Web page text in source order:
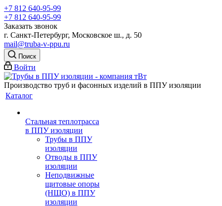
+7 812 640-95-99
+7 812 640-95-99
Заказать звонок
г. Санкт-Петербург, Московское ш., д. 50
mail@truba-v-ppu.ru
Поиск
Войти
Производство труб и фасонных изделий в ППУ изоляции
Каталог
Стальная теплотрасса
в ППУ изоляции
Трубы в ППУ
изоляции
Отводы в ППУ
изоляции
Неподвижные
щитовые опоры
(НЩО) в ППУ
изоляции